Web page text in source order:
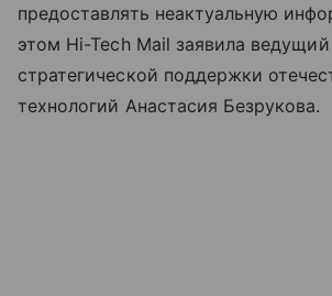
предоставлять неактуальную
этом Hi-Tech Mail заявила
стратегической поддержки
технологий Анастасия Безрукова.